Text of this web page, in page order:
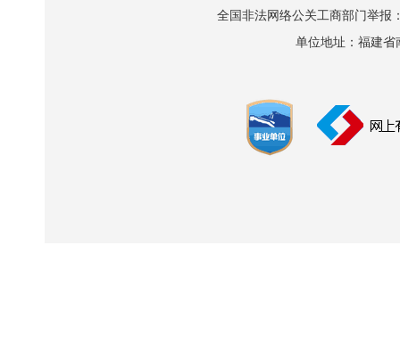
全国非法网络公关工商部门举报
单位地址：福建省